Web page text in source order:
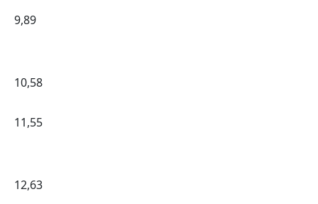
9,89
10,58
11,55
12,63